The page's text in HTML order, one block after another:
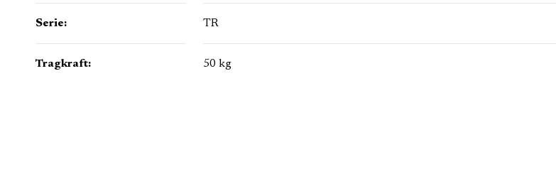
Serie: TR
Tragkraft: 50 kg